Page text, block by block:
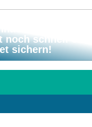
–
noch schnell ein
sichern!